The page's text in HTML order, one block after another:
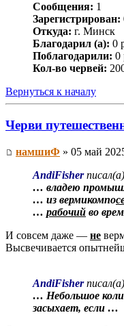
Сообщения: 1
Зарегистрирован:
Откуда: г. Минск
Благодарил (а): 0
Поблагодарили: 0
Кол-во червей:
Вернуться к началу
Черви
намшиФ » 05 май
AndiFisher
… владею
… из вермикомпо
… рабочий во
И совсем даже — не
Высвечивается
AndiFisher
… Небольшое
засыхает, если …